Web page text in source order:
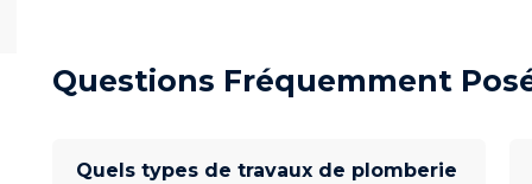
Questions Fréquemment
Quels types de travaux de plomberie